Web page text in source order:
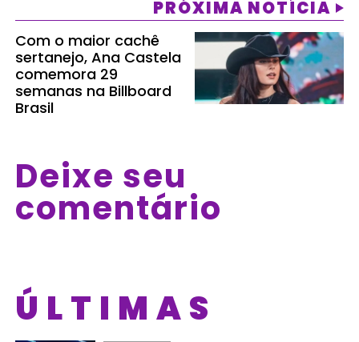
PRÓXIMA NOTÍCIA
Com o maior cachê
sertanejo, Ana Castela
comemora 29
semanas na Billboard
Brasil
Deixe seu
comentário
ÚLTIMAS